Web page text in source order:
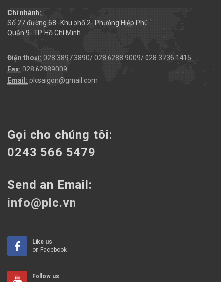
Chi nhánh:
Số 27 đường 68 -Khu phố 2- Phường Hiệp Phú
Quận 9- TP. Hồ Chí Minh
Điện thoại: 028 3897 3890/ 028 6288 9009/ 028 3736 1415
Fax: 028.62889009
Email: plcsaigon@gmail.com
Gọi cho chúng tôi:
0243 566 5479
Send an Email:
info@plc.vn
Like us
on Facebook
Follow us